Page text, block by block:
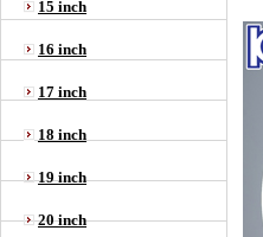
15 inch
16 inch
17 inch
18 inch
19 inch
20 inch